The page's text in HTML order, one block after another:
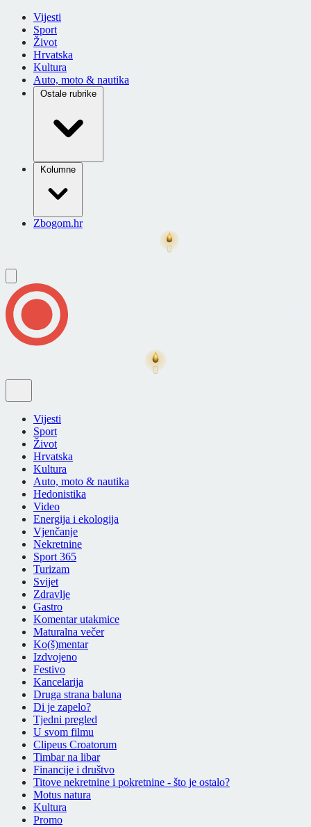
Vijesti
Sport
Život
Hrvatska
Kultura
Auto, moto & nautika
Ostale rubrike
Kolumne
Zbogom.hr
Vijesti
Sport
Život
Hrvatska
Kultura
Auto, moto & nautika
Hedonistika
Video
Energija i ekologija
Vjenčanje
Nekretnine
Sport 365
Turizam
Svijet
Zdravlje
Gastro
Komentar utakmice
Maturalna večer
Ko(š)mentar
Izdvojeno
Festivo
Kancelarija
Druga strana baluna
Di je zapelo?
Tjedni pregled
U svom filmu
Clipeus Croatorum
Timbar na libar
Financije i društvo
Titove nekretnine i pokretnine - što je ostalo?
Motus natura
Kultura
Promo